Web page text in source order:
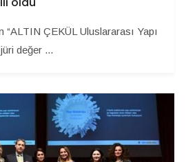
“ALTIN ÇEKÜL Uluslararası Yapı
değer ...